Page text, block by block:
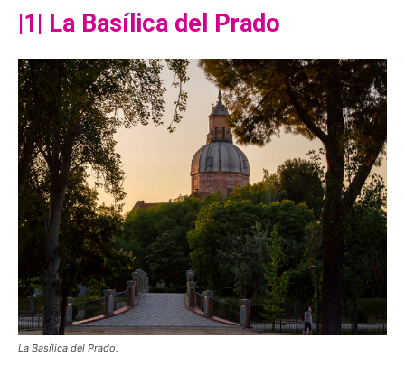
|1| La Basílica del Prado
La Basílica del Prado.